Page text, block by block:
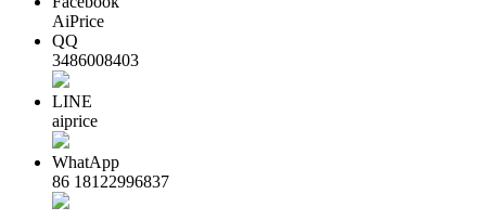
AiPrice
QQ
3486008403
LINE
aiprice
WhatApp
86 18122996837